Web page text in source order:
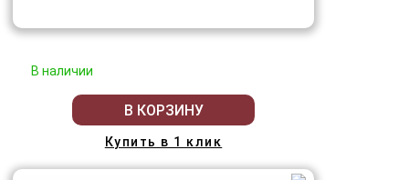
В наличии
В КОРЗИНУ
Купить в 1 клик